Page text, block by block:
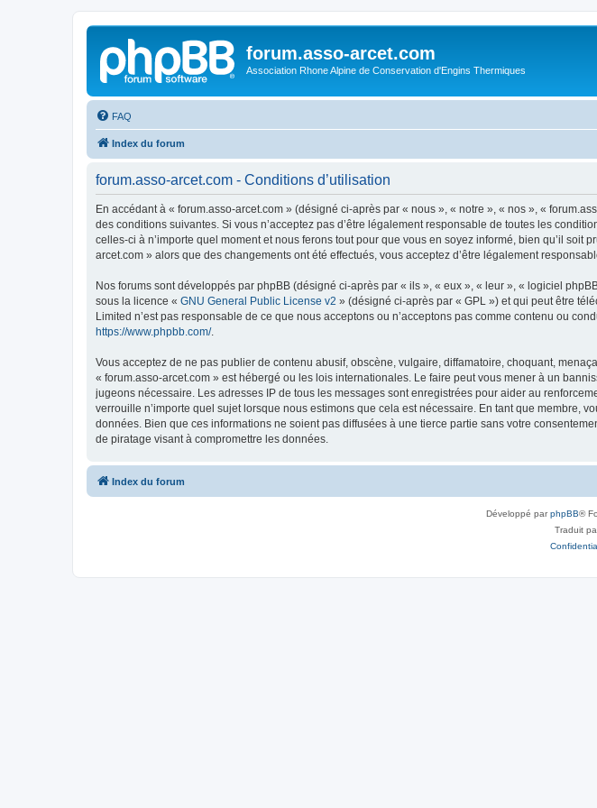
forum.asso-arcet.com
Association Rhone Alpine de Conservation d'Engins Thermiques
FAQ
Index du forum
forum.asso-arcet.com - Conditions d’utilisation
En accédant à « forum.asso-arcet.com » (désigné ci-après par « nous », « notre », « nos », «
des conditions suivantes. Si vous n’acceptez pas d’être légalement responsable de toutes les
celles-ci à n’importe quel moment et nous ferons tout pour que vous en soyez informé, bien qu’il
arcet.com » alors que des changements ont été effectués, vous acceptez d’être légalement
Nos forums sont développés par phpBB (désigné ci-après par « ils », « eux », « leur », « logiciel
sous la licence « GNU General Public License v2 » (désigné ci-après par « GPL ») et qui peut être
Limited n’est pas responsable de ce que nous acceptons ou n’acceptons pas comme contenu ou
https://www.phpbb.com/.
Vous acceptez de ne pas publier de contenu abusif, obscène, vulgaire, diffamatoire, choquant,
« forum.asso-arcet.com » est hébergé ou les lois internationales. Le faire peut vous mener à un
jugeons nécessaire. Les adresses IP de tous les messages sont enregistrées pour aider au
verrouille n’importe quel sujet lorsque nous estimons que cela est nécessaire. En tant que membre,
données. Bien que ces informations ne soient pas diffusées à une tierce partie sans votre
de piratage visant à compromettre les données.
Index du forum
Développé parphpBB®
Traduit